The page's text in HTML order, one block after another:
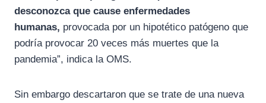
desconozca que cause enfermedades
humanas, provocada por un hipotético patógeno que
podría provocar 20 veces más muertes que la
pandemia”, indica la OMS.
Sin embargo descartaron que se trate de una nueva